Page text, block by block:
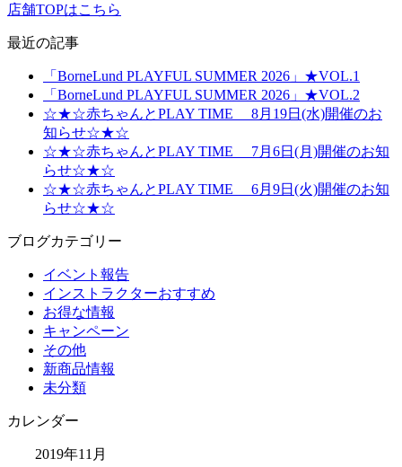
店舗TOPはこちら
最近の記事
「BorneLund PLAYFUL SUMMER 2026」★VOL.1
「BorneLund PLAYFUL SUMMER 2026」★VOL.2
☆★☆赤ちゃんとPLAY TIME 8月19日(水)開催のお
知らせ☆★☆
☆★☆赤ちゃんとPLAY TIME 7月6日(月)開催のお知
らせ☆★☆
☆★☆赤ちゃんとPLAY TIME 6月9日(火)開催のお知
らせ☆★☆
ブログカテゴリー
イベント報告
インストラクターおすすめ
お得な情報
キャンペーン
その他
新商品情報
未分類
カレンダー
2019年11月